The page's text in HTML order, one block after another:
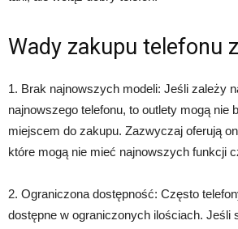
Wady zakupu telefonu
1. Brak najnowszych modeli: Jeśli zależy
najnowszego telefonu, to outlety mogą nie
miejscem do zakupu. Zazwyczaj oferują
które mogą nie mieć najnowszych funkcji
2. Ograniczona dostępność: Często
dostępne w ograniczonych ilościach. Jeśli